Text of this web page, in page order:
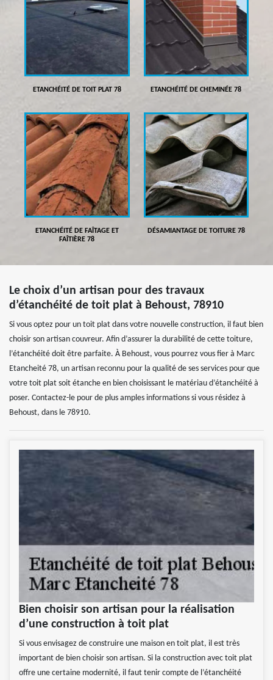
ETANCHÉITÉ DE TOIT PLAT 78 ETANCHÉITÉ DE CHEMINÉE 78
ETANCHÉITÉ DE FAÎTAGE ET
FAÎTIÈRE 78
DÉSAMIANTAGE DE TOITURE 78
Le choix d’un artisan pour des travaux
d’étanchéité de toit plat à Behoust, 78910
Si vous optez pour un toit plat dans votre nouvelle construction, il faut bien
choisir son artisan couvreur. Afin d’assurer la durabilité de cette toiture,
l’étanchéité doit être parfaite. À Behoust, vous pourrez vous fier à Marc
Etancheité 78, un artisan reconnu pour la qualité de ses services pour que
votre toit plat soit étanche en bien choisissant le matériau d’étanchéité à
poser. Contactez-le pour de plus amples informations si vous résidez à
Behoust, dans le 78910.
Bien choisir son artisan pour la réalisation
d’une construction à toit plat
Si vous envisagez de construire une maison en toit plat, il est très
important de bien choisir son artisan. Si la construction avec toit plat
offre une certaine modernité, il faut tenir compte de l’étanchéité